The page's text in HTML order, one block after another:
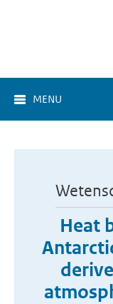
MENU
Heat